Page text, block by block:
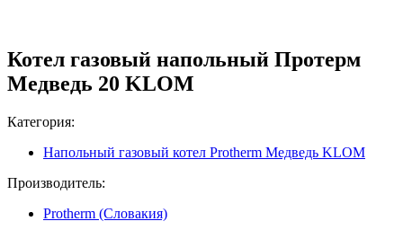
Котел газовый напольный Протерм
Медведь 20 KLOM
Категория:
Напольный газовый котел Protherm Медведь KLOM
Производитель:
Protherm (Словакия)